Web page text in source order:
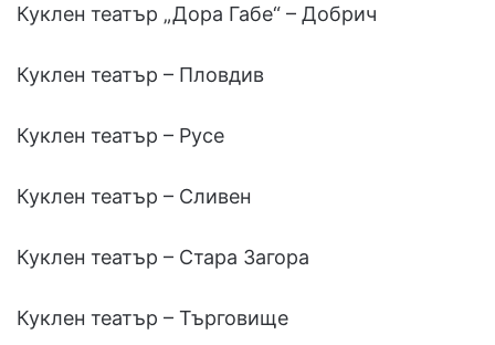
Куклен театър „Дора Габе“ – Добрич
Куклен театър – Пловдив
Куклен театър – Русе
Куклен театър – Сливен
Куклен театър – Стара Загора
Куклен театър – Търговище